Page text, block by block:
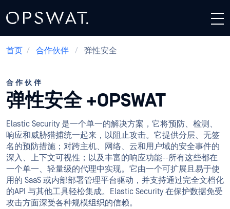
首页 / 合作伙伴 / 弹性安全
合作伙伴
弹性安全 +OPSWAT
Elastic Security 是一个单一的解决方案，它将预防、检测、
响应和威胁猎捕统一起来，以阻止攻击。它提供分层、无签
名的预防措施；对跨主机、网络、云和用户域的安全事件的
深入、上下文可视性；以及丰富的响应功能--所有这些都在
一个单一、轻量级的代理中实现。它由一个可扩展且易于使
用的 SaaS 或内部部署管理平台驱动，并支持通过完全文档化
的API 与其他工具轻松集成。Elastic Security 在保护数据免受
攻击方面深受各种规模组织的信赖。